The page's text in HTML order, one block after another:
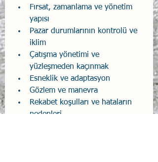
Fırsat, zamanlama ve yönetim
yapısı
Pazar durumlarının kontrolü ve
iklim
Çatışma yönetimi ve
yüzleşmeden kaçınmak
Esneklik ve adaptasyon
Gözlem ve manevra
Rekabet koşulları ve hataların
nedenleri